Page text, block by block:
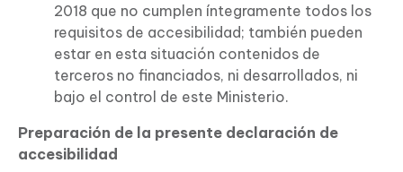
2018 que no cumplen íntegramente todos los
requisitos de accesibilidad; también pueden
estar en esta situación contenidos de
terceros no financiados, ni desarrollados, ni
bajo el control de este Ministerio.
Preparación de la presente declaración de
accesibilidad